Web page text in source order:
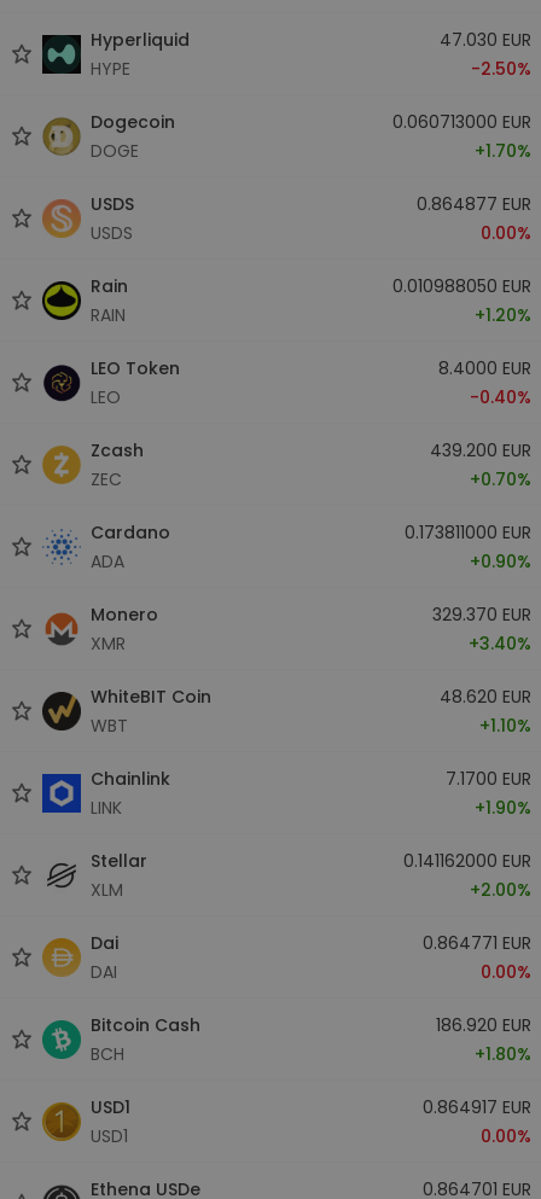
Hyperliquid
HYPE
47.030 EUR
-2.50%
Dogecoin
DOGE
0.060713000 EUR
+1.70%
USDS
USDS
0.864877 EUR
0.00%
Rain
RAIN
0.010988050 EUR
+1.20%
LEO Token
LEO
8.4000 EUR
-0.40%
Zcash
ZEC
439.200 EUR
+0.70%
Cardano
ADA
0.173811000 EUR
+0.90%
Monero
XMR
329.370 EUR
+3.40%
WhiteBIT Coin
WBT
48.620 EUR
+1.10%
Chainlink
LINK
7.1700 EUR
+1.90%
Stellar
XLM
0.141162000 EUR
+2.00%
Dai
DAI
0.864771 EUR
0.00%
Bitcoin Cash
BCH
186.920 EUR
+1.80%
USD1
USD1
0.864917 EUR
0.00%
Ethena USDe
0.864701 EUR